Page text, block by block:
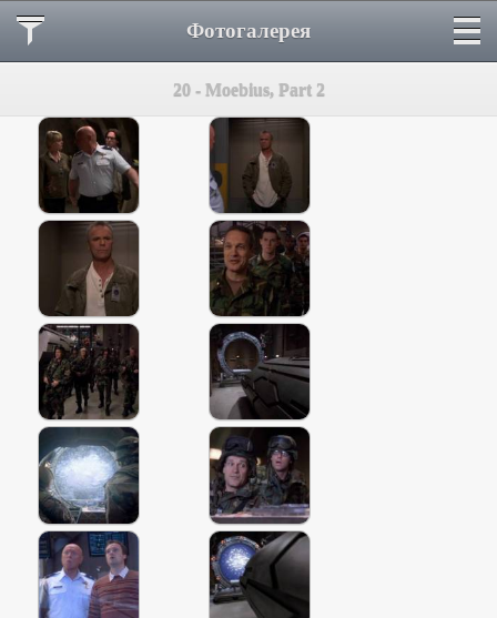
Фотогалерея
20 - Moebius, Part 2